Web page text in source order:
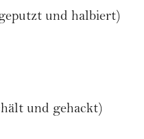
und halbiert)
und gehackt)